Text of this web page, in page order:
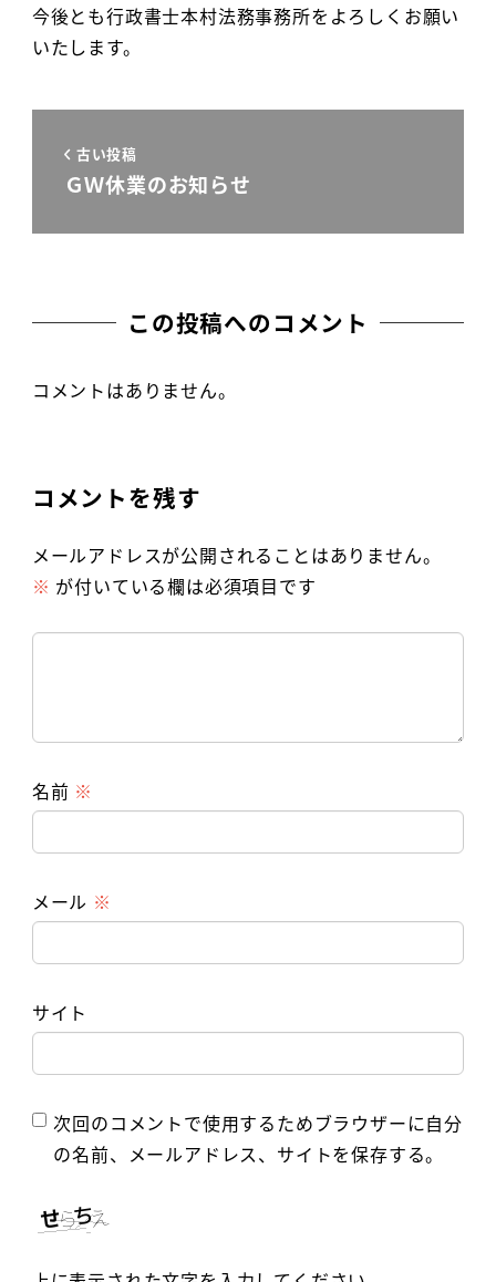
今後とも行政書士本村法務事務所をよろしくお願い
いたします。
古い投稿
ＧＷ休業のお知らせ
この投稿へのコメント
コメントはありません。
コメントを残す
メールアドレスが公開されることはありません。
※ が付いている欄は必須項目です
名前 ※
メール ※
サイト
次回のコメントで使用するためブラウザーに自分
の名前、メールアドレス、サイトを保存する。